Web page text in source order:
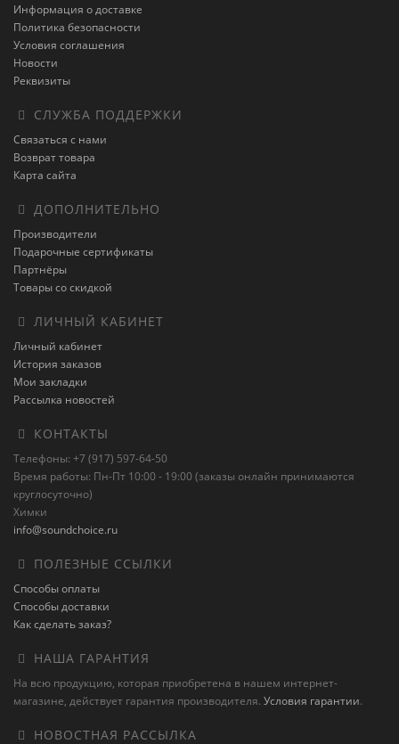
Информация о доставке
Политика безопасности
Условия соглашения
Новости
Реквизиты
СЛУЖБА ПОДДЕРЖКИ
Связаться с нами
Возврат товара
Карта сайта
ДОПОЛНИТЕЛЬНО
Производители
Подарочные сертификаты
Партнёры
Товары со скидкой
ЛИЧНЫЙ КАБИНЕТ
Личный кабинет
История заказов
Мои закладки
Рассылка новостей
КОНТАКТЫ
Телефоны: +7 (917) 597-64-50
Время работы: Пн-Пт 10:00 - 19:00 (заказы онлайн принимаются
круглосуточно)
Химки
info@soundchoice.ru
ПОЛЕЗНЫЕ ССЫЛКИ
Способы оплаты
Способы доставки
Как сделать заказ?
НАША ГАРАНТИЯ
На всю продукцию, которая приобретена в нашем интернет-
магазине, действует гарантия производителя. Условия гарантии.
НОВОСТНАЯ РАССЫЛКА